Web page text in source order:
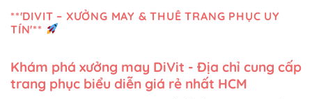
**'DIVIT – XƯỞNG MAY & THUÊ TRANG PHỤC UY
TÍN'**
Khám phá xưởng may DiVit - Địa chỉ cung cấp
trang phục biểu diễn giá rẻ nhất HCM